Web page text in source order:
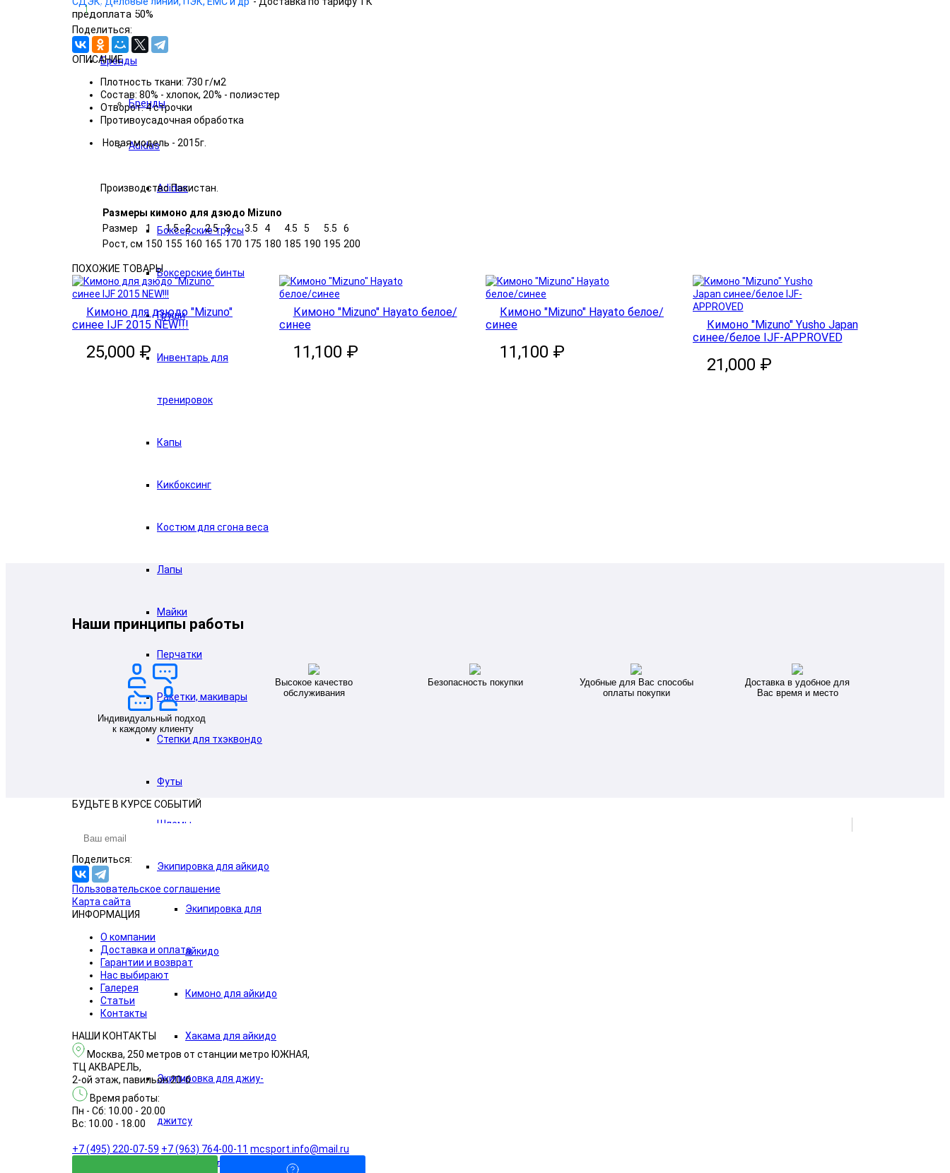
КАТАЛОГ ТОВАРОВ
Бренды
Бренды
Adidas
Adidas
Боксерские трусы
Боксерские бинты
Груши
Инвентарь для
тренировок
Капы
Кикбоксинг
Костюм для сгона веса
Лапы
Майки
Перчатки
Ракетки, макивары
Степки для тхэквондо
Футы
Шлемы
Экипировка для айкидо
Экипировка для
айкидо
Кимоно для айкидо
Хакама для айкидо
Экипировка для джиу-
джитсу
Экипировка для дзюдо
предоплата 50%
Поделиться:
ОПИСАНИЕ
Плотность ткани: 730 г/м2
Состав: 80% - хлопок, 20% - полиэстер
Отворот: 4 строчки
Противоусадочная обработка
Новая модель - 2015г.
Производство Пакистан.
Размеры кимоно для дзюдо Mizuno
Размер
1 1.5 2 2.5 3 3.5 4 4.5 5 5.5
6
Рост, см 150 155 160 165 170 175 180 185 190 195 200
ПОХОЖИЕ ТОВАРЫ
Кимоно для дзюдо "Mizuno"
синее IJF 2015 NEW!!!
25,000 ₽
Кимоно "Mizuno" Hayato белое/
синее
11,100 ₽
Кимоно "Mizuno" Hayato белое/
синее
11,100 ₽
Кимоно "Mizuno" Yusho Japan
синее/белое IJF-APPROVED
21,000 ₽
Наши принципы работы
Индивидуальный подход
к каждому клиенту
Высокое качество
обслуживания
Безопасность покупки
Удобные для Вас способы
оплаты покупки
Доставка в удобное для
Вас время и место
БУДЬТЕ В КУРСЕ СОБЫТИЙ
Поделиться:
Пользовательское соглашение
Карта сайта
ИНФОРМАЦИЯ
О компании
Доставка и оплата
Гарантии и возврат
Нас выбирают
Галерея
Статьи
Контакты
НАШИ КОНТАКТЫ
Москва, 250 метров от станции метро ЮЖНАЯ,
ТЦ АКВАРЕЛЬ,
2-ой этаж, павильон 20-б
Время работы:
Пн - Сб: 10.00 - 20.00
Вс: 10.00 - 18.00
+7 (495) 220-07-59 +7 (963) 764-00-11 mcsport.info@mail.ru